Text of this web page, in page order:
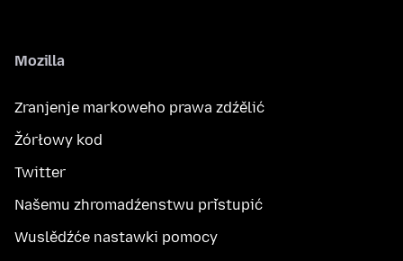
Mozilla
Zranjenje markoweho prawa zdźělić
Žórłowy kod
Twitter
Našemu zhromadźenstwu přistupić
Wuslědźće nastawki pomocy